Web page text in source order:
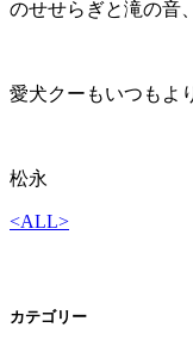
のせせらぎと滝の音
愛犬クーもいつもよ
松永
<ALL>
カテゴリー